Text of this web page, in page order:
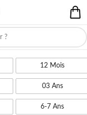
12 Mois
03 Ans
6-7 Ans